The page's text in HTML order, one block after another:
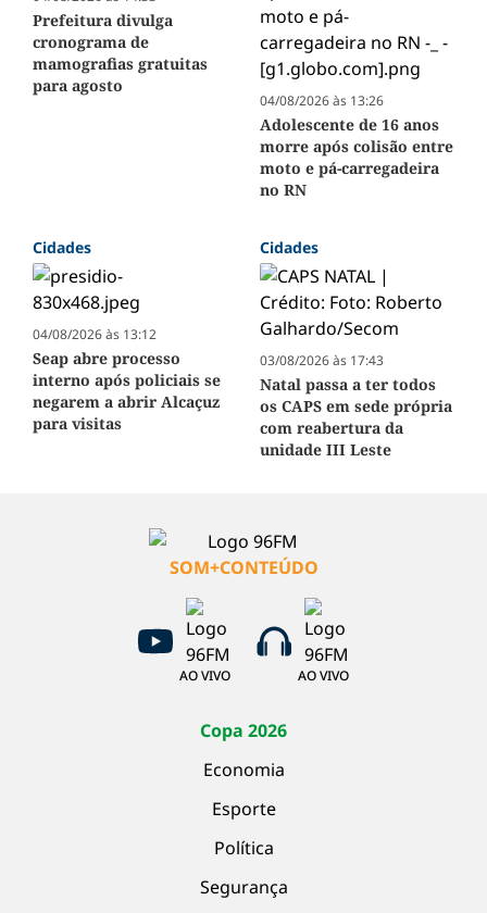
Prefeitura divulga
cronograma de
mamografias gratuitas
para agosto
04/08/2026 às 13:26
Adolescente de 16 anos
morre após colisão entre
moto e pá-carregadeira
no RN
Cidades
04/08/2026 às 13:12
Seap abre processo
interno após policiais se
negarem a abrir Alcaçuz
para visitas
Cidades
03/08/2026 às 17:43
Natal passa a ter todos
os CAPS em sede própria
com reabertura da
unidade III Leste
SOM+CONTEÚDO
AO VIVO AO VIVO
Copa 2026
Economia
Esporte
Política
Segurança